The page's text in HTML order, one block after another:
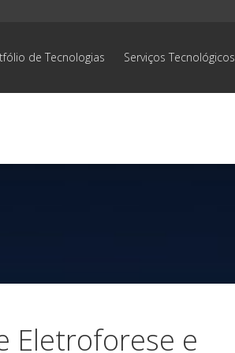
de Tecnologias Serviços Tecnológicos
Eletroforese e